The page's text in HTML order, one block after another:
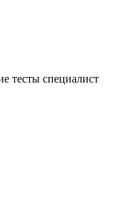
тесты специалист